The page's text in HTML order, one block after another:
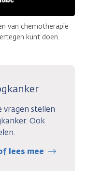
van chemotherapie
kunt doen.
vragen stellen
Ook
lees mee